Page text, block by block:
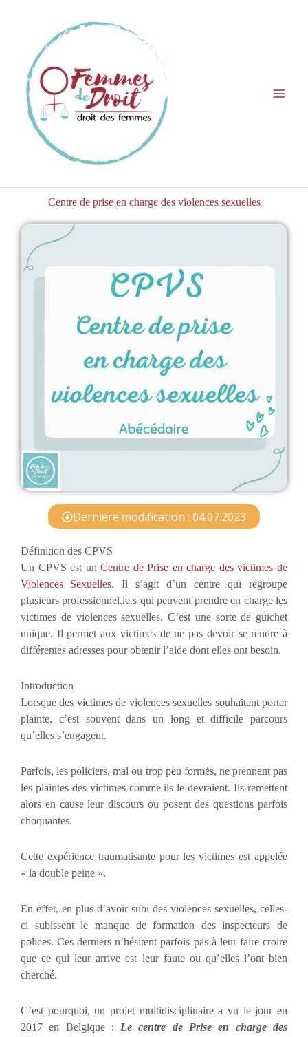
Centre de prise en charge des violences sexuelles
Dernière modification : 04.07.2023
Définition des CPVS
Un CPVS est un Centre de Prise en charge des victimes de
Violences Sexuelles. Il s’agit d’un centre qui regroupe
plusieurs professionnel.le.s qui peuvent prendre en charge les
victimes de violences sexuelles. C’est une sorte de guichet
unique. Il permet aux victimes de ne pas devoir se rendre à
différentes adresses pour obtenir l’aide dont elles ont besoin.
Introduction
Lorsque des victimes de violences sexuelles souhaitent porter
plainte, c’est souvent dans un long et difficile parcours
qu’elles s’engagent.
Parfois, les policiers, mal ou trop peu formés, ne prennent pas
les plaintes des victimes comme ils le devraient. Ils remettent
alors en cause leur discours ou posent des questions parfois
choquantes.
Cette expérience traumatisante pour les victimes est appelée
« la double peine ».
En effet, en plus d’avoir subi des violences sexuelles, celles-
ci subissent le manque de formation des inspecteurs de
polices. Ces derniers n’hésitent parfois pas à leur faire croire
que ce qui leur arrive est leur faute ou qu’elles l’ont bien
cherché.
C’est pourquoi, un projet multidisciplinaire a vu le jour en
2017 en Belgique : Le centre de Prise en charge des